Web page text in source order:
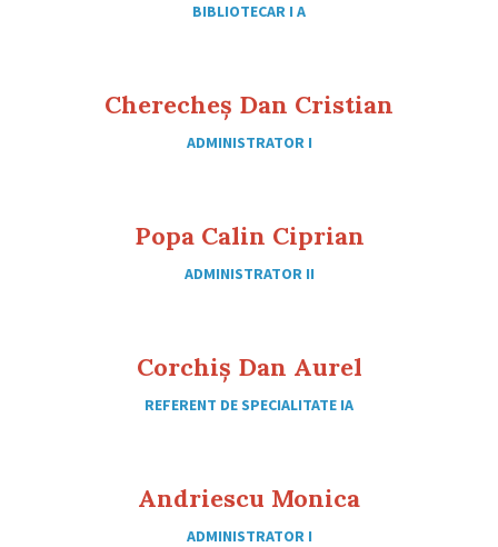
BIBLIOTECAR I A
Cherecheș Dan Cristian
ADMINISTRATOR I
Popa Calin Ciprian
ADMINISTRATOR II
Corchiș Dan Aurel
REFERENT DE SPECIALITATE IA
Andriescu Monica
ADMINISTRATOR I